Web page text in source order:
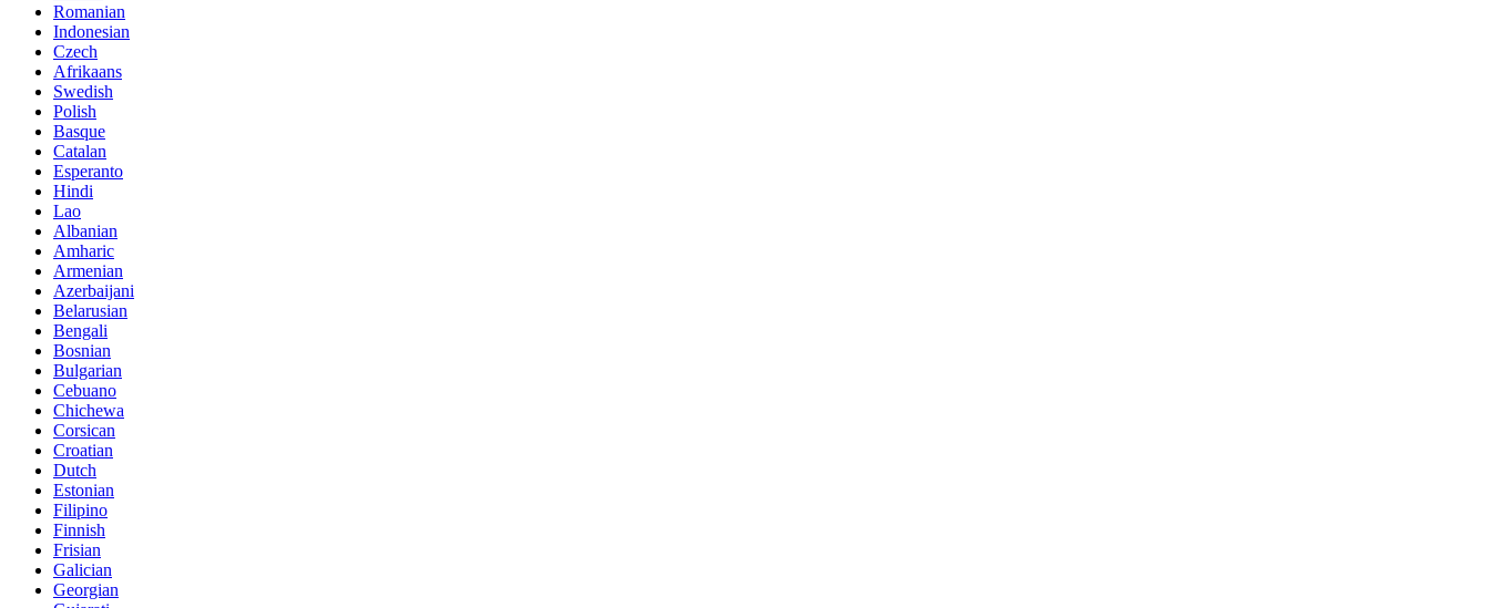
Romanian
Indonesian
Czech
Afrikaans
Swedish
Polish
Basque
Catalan
Esperanto
Hindi
Lao
Albanian
Amharic
Armenian
Azerbaijani
Belarusian
Bengali
Bosnian
Bulgarian
Cebuano
Chichewa
Corsican
Croatian
Dutch
Estonian
Filipino
Finnish
Frisian
Galician
Georgian